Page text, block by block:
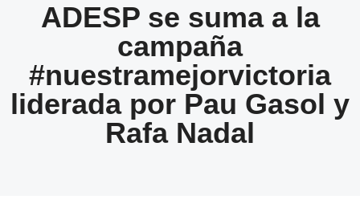
ADESP se suma a la
campaña
#nuestramejorvictoria
liderada por Pau Gasol y
Rafa Nadal